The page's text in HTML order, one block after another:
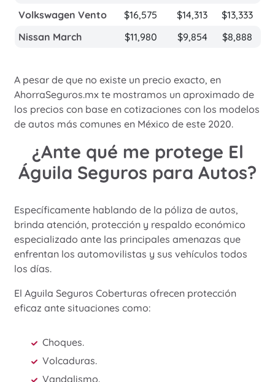
Volkswagen Vento
$16,575 $14,313
$13,333
Nissan March
$11,980 $9,854 $8,888
A pesar de que no existe un precio exacto, en
AhorraSeguros.mx te mostramos un aproximado de
los precios con base en cotizaciones con los modelos
de autos más comunes en México de este 2020.
¿Ante qué me protege El
Águila Seguros para Autos?
Específicamente hablando de la póliza de autos,
brinda atención, protección y respaldo económico
especializado ante las principales amenazas que
enfrentan los automovilistas y sus vehículos todos
los días.
El Aguila Seguros Coberturas ofrecen protección
eficaz ante situaciones como:
Choques.
Volcaduras.
Vandalismo.